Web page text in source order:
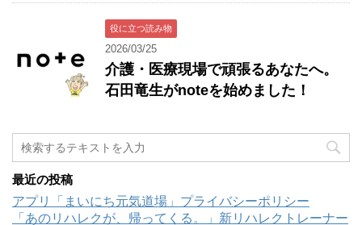
役に立つ読み物
2026/03/25
介護・医療現場で頑張るあなたへ。
石田竜生がnoteを始めました！
最近の投稿
アプリ「まいにち元気道場」プライバシーポリシー
「あのリハレクが、帰ってくる。」新リハレクトレーナー